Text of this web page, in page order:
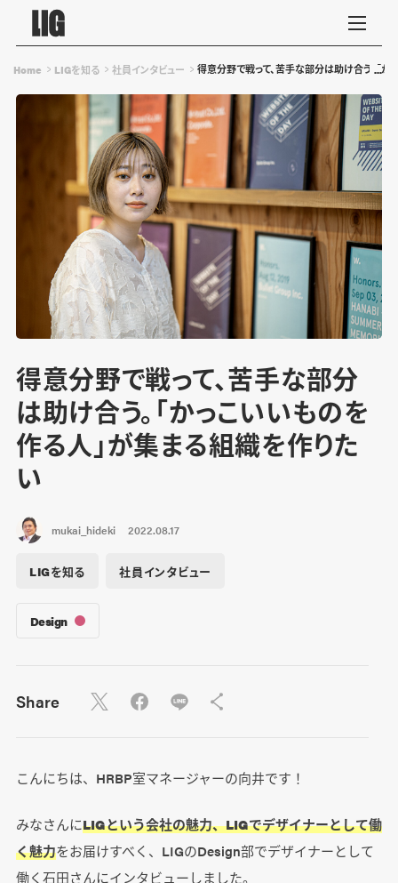
Home LIGを知る 社員インタビュー 得意分野で戦って、苦手な部分は助け合う。「
得意分野で戦って、苦手な部分
は助け合う。「かっこいいものを
作る人」が集まる組織を作りた
い
mukai_hideki 2022.08.17
LIGを知る 社員インタビュー
Design
Share
こんにちは、HRBP室マネージャーの向井です！
みなさんにLIGという会社の魅力、LIGでデザイナーとして働
く魅力をお届けすべく、LIGのDesign部でデザイナーとして
働く石田さんにインタビューしました。